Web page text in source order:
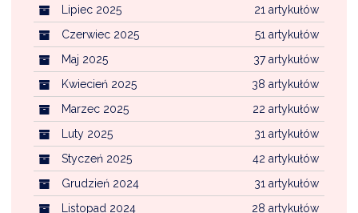
21 artykułów
Lipiec 2025
51 artykułów
Czerwiec 2025
37 artykułów
Maj 2025
38 artykułów
Kwiecień 2025
22 artykułów
Marzec 2025
31 artykułów
Luty 2025
42 artykułów
Styczeń 2025
31 artykułów
Grudzień 2024
28 artykułów
Listopad 2024